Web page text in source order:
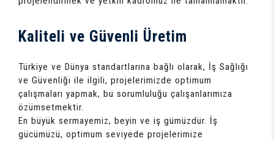
Kaliteli ve Güvenli Üretim
Türkiye ve Dünya standartlarına bağlı olarak, İş Sağlığı
ve Güvenliği ile ilgili, projelerimizde optimum
çalışmaları yapmak, bu sorumluluğu çalışanlarımıza
özümsetmektir.
En büyük sermayemiz, beyin ve iş gümüzdür. İş
gücümüzü, optimum seviyede projelerimize